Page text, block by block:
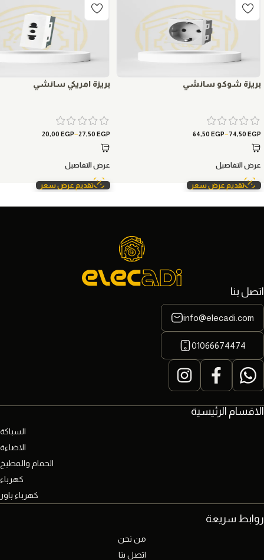
بريزة شوكو سانشي
64,50 EGP–74,50 EGP
عرض التفاصيل
تقديم عرض سعر
بريزة امريكي سانشي
20,00 EGP–27,50 EGP
عرض التفاصيل
تقديم عرض سعر
الاقسام الرئيسية
السباكة
الاضاءة
الحمام والمطبخ
كهرباء
كهرباء باور
اتصل بنا
info@elecadi.com
01066674474
روابط سريعة
من نحن
اتصل بنا